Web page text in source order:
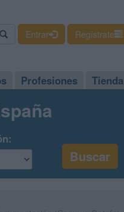
Entrar Regístrate
Profesiones Tienda